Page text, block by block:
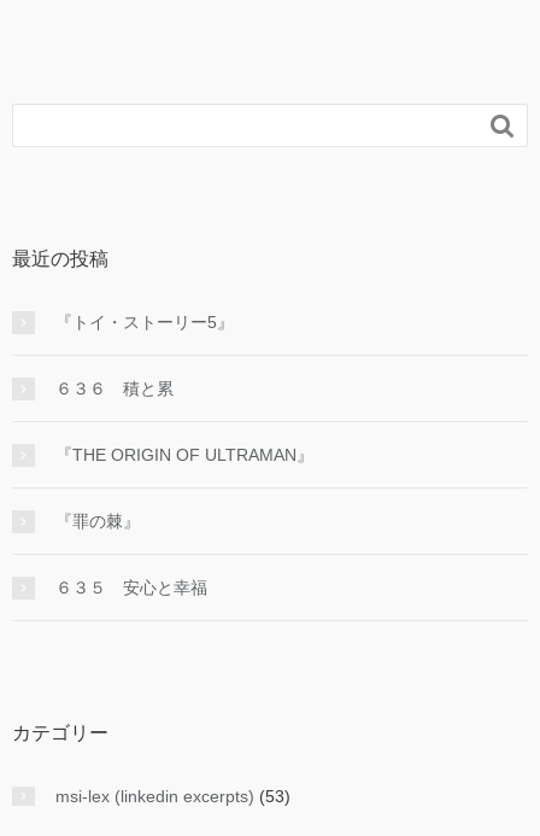

最近の投稿
『トイ・ストーリー5』
６３６ 積と累
『THE ORIGIN OF ULTRAMAN』
『罪の棘』
６３５ 安心と幸福
カテゴリー
msi-lex (linkedin excerpts) (53)